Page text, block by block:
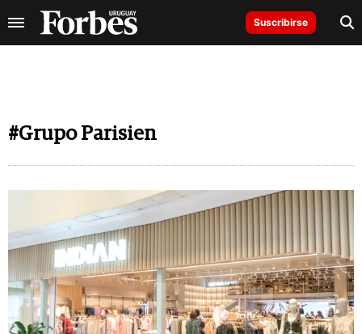
Suscribirse
#Grupo Parisien